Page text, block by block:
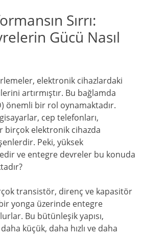
Sırrı:
Gücü Nasıl
elektronik cihazlardaki
artırmıştır. Bu bağlamda
önemli bir rol oynamaktadır.
cep telefonları,
birçok elektronik cihazda
Peki, yüksek
ve entegre devreler bu konuda
transistör, direnç ve kapasitör
yonga üzerinde entegre
Bu bütünleşik yapısı,
küçük, daha hızlı ve daha